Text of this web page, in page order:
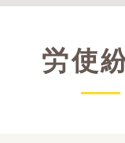
労使